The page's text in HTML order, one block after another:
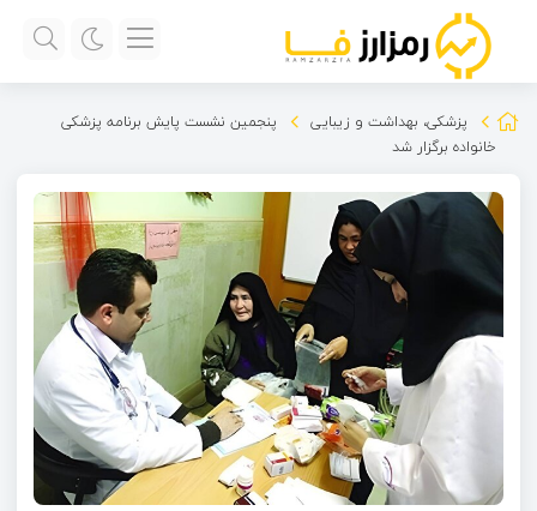
پزشکی، بهداشت و زیبایی
پنجمین نشست پایش برنامه پزشکی
خانواده برگزار شد